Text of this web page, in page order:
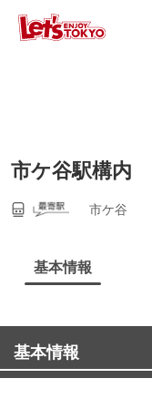
市ケ谷駅構内
市ケ谷
基本情報
基本情報